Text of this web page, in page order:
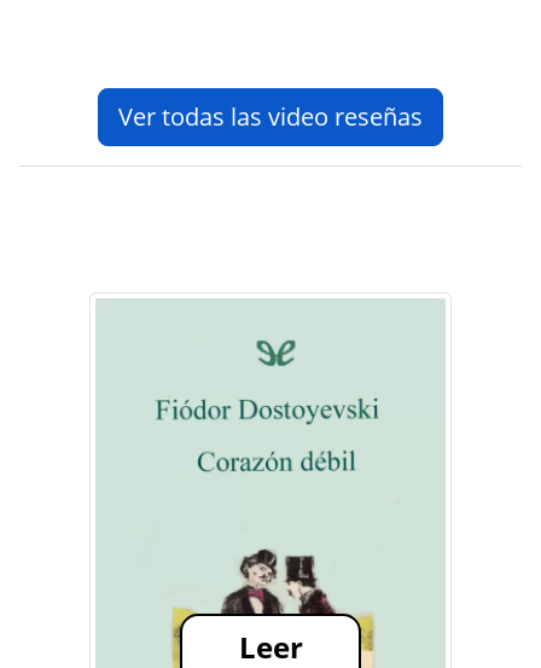
Ver todas las video reseñas
Leer